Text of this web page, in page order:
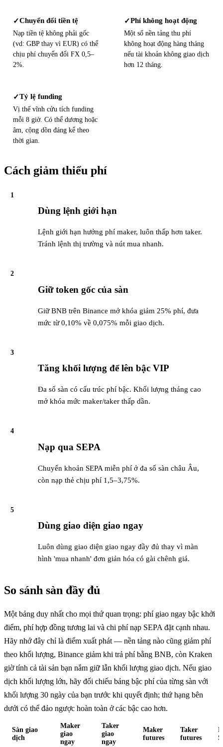
✓Chuyển đổi tiền tệ
Nạp tiền tệ không phải gốc
(vd: GBP thay vì EUR) có thể
chịu phí chuyển đổi FX 0,5–
2%.
✓Phí không hoạt động
Một số nền tảng thu phí
không hoạt động hàng tháng
nếu tài khoản không giao dịch
hơn 12 tháng.
✓Tỷ lệ funding
Vị thế vĩnh cửu tích funding
mỗi 8 giờ. Có thể dương hoặc
âm, cộng dồn đáng kể theo
thời gian.
Cách giảm thiểu phí
1
Dùng lệnh giới hạn
Lệnh giới hạn hưởng phí maker, luôn thấp hơn taker.
Tránh lệnh thị trường và nút mua nhanh.
2
Giữ token gốc của sàn
Giữ BNB trên Binance mở khóa giảm 25% phí, đưa
mức từ 0,10% về 0,075% mỗi giao dịch.
3
Tăng khối lượng để lên bậc VIP
Đa số sàn có cấu trúc phí bậc. Khối lượng tháng cao
mở khóa mức maker/taker thấp dần.
4
Nạp qua SEPA
Chuyển khoản SEPA miễn phí ở đa số sàn châu Âu,
còn nạp thẻ chịu phí 1,5–3,75%.
5
Dùng giao diện giao ngay
Luôn dùng giao diện giao ngay đầy đủ thay vì màn
hình 'mua nhanh' đơn giản hóa có gài chênh giá.
So sánh sàn đầy đủ
Một bảng duy nhất cho mọi thứ quan trọng: phí giao ngay bậc khởi
điểm, phí hợp đồng tương lai và chi phí nạp SEPA đặt cạnh nhau.
Hãy nhớ đây chỉ là điểm xuất phát — nền tảng nào cũng giảm phí
theo khối lượng, Binance giảm khi trả phí bằng BNB, còn Kraken
giờ tính cả tài sản bạn nắm giữ lẫn khối lượng giao dịch. Nếu giao
dịch khối lượng lớn, hãy đối chiếu bảng bậc phí của từng sàn với
khối lượng 30 ngày của bạn trước khi quyết định; thứ hạng bên
dưới có thể đảo ngược hoàn toàn ở các bậc cao hơn.
Sàn giao
dịch
Maker
giao
ngay
Taker
giao
ngay
Maker
futures
Taker
futures